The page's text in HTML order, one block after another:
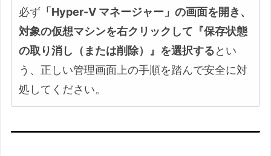
必ず 「Hyper-V マネージャー」の画面を開き、
対象の仮想マシンを右クリックして『保存状態
の取り消し（または削除）』を選択するとい
う、正しい管理画面上の手順を踏んで安全に対
処してください。